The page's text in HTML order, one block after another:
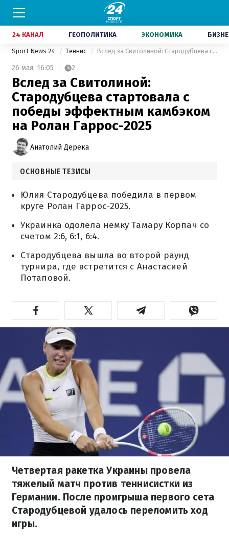
24 КАНАЛ ГЕОПОЛИТИКА ЭКОНОМИКА
Sport News 24 Теннис Вслед за Свитолиной: Стародубцева стартовала с победы эффектным камбэком на Ролан Гаррос-2025
26 мая, 16:05 2
Вслед за Свитолиной:
Стародубцева стартовала с
победы эффектным камбэком
на Ролан Гаррос-2025
Анатолий Дерека
ОСНОВНЫЕ ТЕЗИСЫ
Юлия Стародубцева победила в первом
круге Ролан Гаррос-2025.
Украинка одолела немку Тамару Корпач со
счетом 2:6, 6:1, 6:4.
Стародубцева вышла во второй раунд
турнира, где встретится с Анастасией
Потаповой.
Четвертая ракетка Украины провела
тяжелый матч против теннисистки из
Германии. После проигрыша первого сета
Стародубцевой удалось переломить ход
игры.